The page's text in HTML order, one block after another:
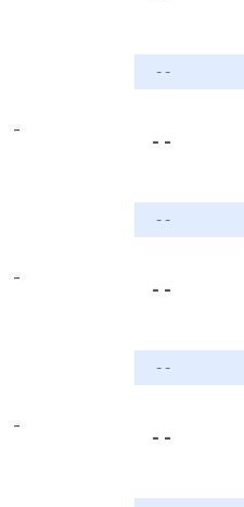
- -
-
- -
- -
-
- -
- -
-
- -